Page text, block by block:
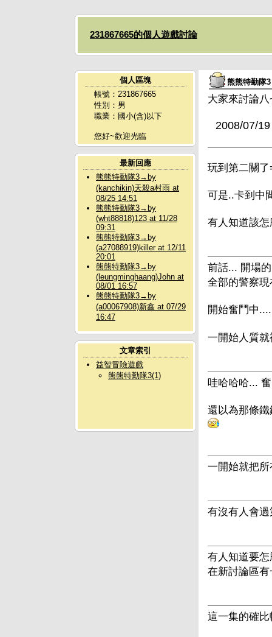
231867665的個人遊戲討論
個人區塊
帳號：231867665
性別：男
職業：國小(含)以下
您好~歡迎光臨
最新回應
熊熊特勤隊3→by
(kanchikin)天殺a村雨 at
08/25 14:51
熊熊特勤隊3→by
(wht88818)123 at 11/28
09:31
熊熊特勤隊3→by
(a27088919)killer at 12/11
20:01
熊熊特勤隊3→by
(leungminghaang)John at
08/01 16:57
熊熊特勤隊3→by
(a00067908)新鑫 at 07/29
16:47
文章索引
益智冒險遊戲
熊熊特勤隊3(1)
熊熊特勤隊3
大家來討論
2008/07/
玩到第二關了
可是..卡到中
有人知道該
前話... 開場
全部的警察
開始奮鬥中
一開始人質
哇哈哈哈...
還以為那條
一開始就把
有沒有人會
有人知道要
在新討論區
這一集的確